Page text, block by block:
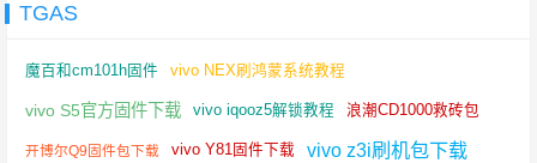
TGAS
魔百和cm101h固件 vivo NEX刷鸿蒙系统教程
vivo S5官方固件下载 vivo iqooz5解锁教程 浪潮CD1000救砖包
开博尔Q9固件包下载 vivo Y81固件下载 vivo z3i刷机包下载